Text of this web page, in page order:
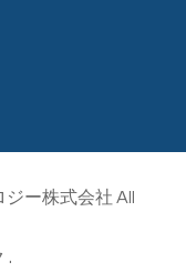
ー株式会社 All
.